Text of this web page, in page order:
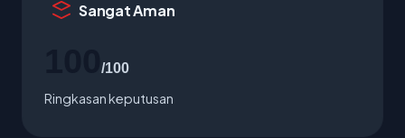
Sangat Aman
/100
Ringkasan keputusan